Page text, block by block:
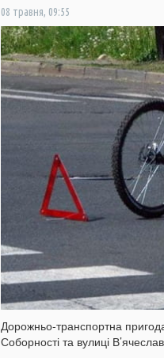
08 травня, 09:55
Дорожньо-транспортна
Соборності та вулиці